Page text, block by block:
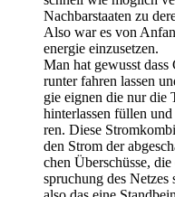
Nach­bar­staa­ten zu
Also war es von
en­er­gie einzusetzen.
Man hat gewusst
run­ter fah­ren las­sen
gie eig­nen die nur die
hin­ter­las­sen fül­len
ren. Die­se
den Strom der
chen Über­schüs­se,
spru­chung des Net­zes